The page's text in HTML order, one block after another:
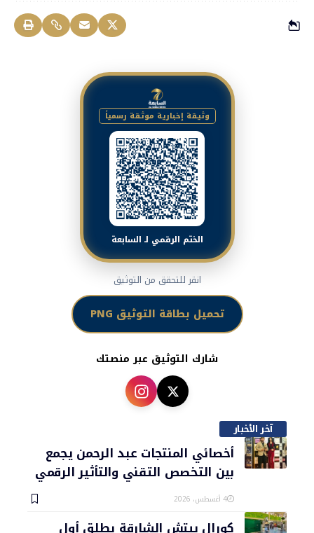
وثيقة إخبارية موثقة رسمياً
الختم الرقمي لـ السابعة
انقر للتحقق من التوثيق
تحميل بطاقة التوثيق PNG
شارك التوثيق عبر منصتك
آخر الأخبار
أخصائي المنتجات عبد الرحمن يجمع
بين التخصص التقني والتأثير الرقمي
4 أغسطس، 2026
كورال بيتش الشارقة يطلق أول